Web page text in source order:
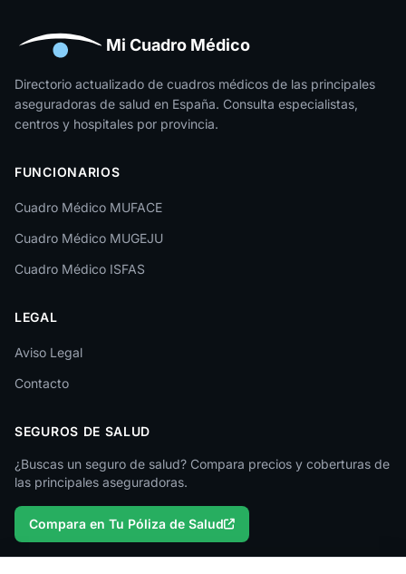
Huesca
Jaén
La Rioja
León
Lleida
Lugo
Málaga
Melilla
Murcia
Palencia
Pontevedra
Salamanca
Mi Cuadro Médico
Directorio actualizado de cuadros médicos de las principales
aseguradoras de salud en España. Consulta especialistas,
centros y hospitales por provincia.
FUNCIONARIOS
Cuadro Médico MUFACE
Cuadro Médico MUGEJU
Cuadro Médico ISFAS
LEGAL
Aviso Legal
Contacto
SEGUROS DE SALUD
¿Buscas un seguro de salud? Compara precios y coberturas de
las principales aseguradoras.
Compara en Tu Póliza de Salud